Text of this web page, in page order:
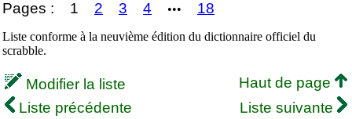
Pages : 1 2 3 4 ••• 18
Liste conforme à la neuvième édition du dictionnaire officiel du
scrabble.
Modifier la liste
Haut de page
Liste précédente
Liste suivante